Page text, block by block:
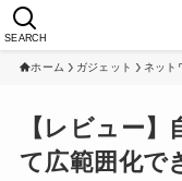
SEARCH
ホーム ガジェット ネット
【レビュー
て広範囲化で